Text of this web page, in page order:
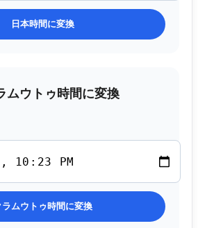
日本時間に変換
ムウトゥ時間に変換
ラムウトゥ時間に変換